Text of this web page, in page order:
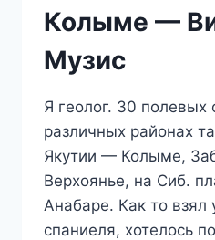
Колыме —
Музис
Я геолог. 30 полевых
различных районах
Якутии — Колыме,
Верхоянье, на Сиб.
Анабаре. Как то взял
спаниеля, хотелось